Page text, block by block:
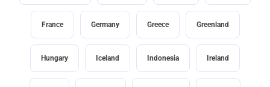
France Germany Greece Greenland
Hungary Iceland Indonesia Ireland